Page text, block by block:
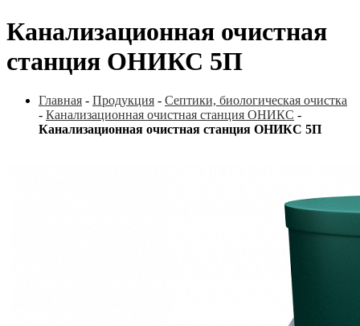
Канализационная очистная
станция ОНИКС 5П
Главная - Продукция - Септики, биологическая очистка
- Канализационная очистная станция ОНИКС -
Канализационная очистная станция ОНИКС 5П